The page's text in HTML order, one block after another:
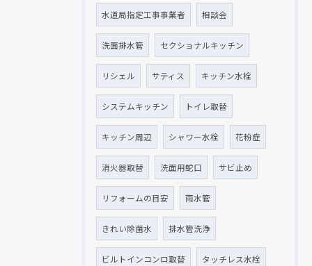
水道局指定工事事業者 相談会
洗面排水管 セクショナルキッチン
リシェル サティス キッチン水栓
システムキッチン トイレ取替
キッチン周辺 シャワー水栓 花粉症
消火器取替 洗面用蛇口 サビ止め
リフォームの目安 雨水管
きれい除菌水 排水管洗浄
ビルトインコンロ取替 タッチレス水栓